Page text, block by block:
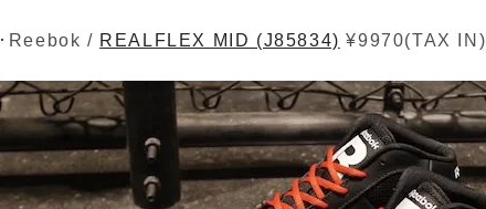
･Reebok / REALFLEX MID (J85834) ¥9970(TAX IN)